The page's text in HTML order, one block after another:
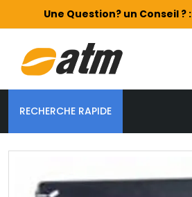
Une Question? un Conseil ? :
RECHERCHE RAPIDE